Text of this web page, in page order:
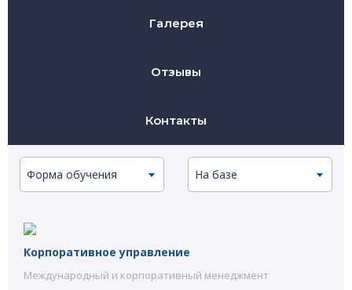
Галерея
Отзывы
Контакты
Форма обучения На базе
Корпоративное управление
Международный и корпоративный менеджмент